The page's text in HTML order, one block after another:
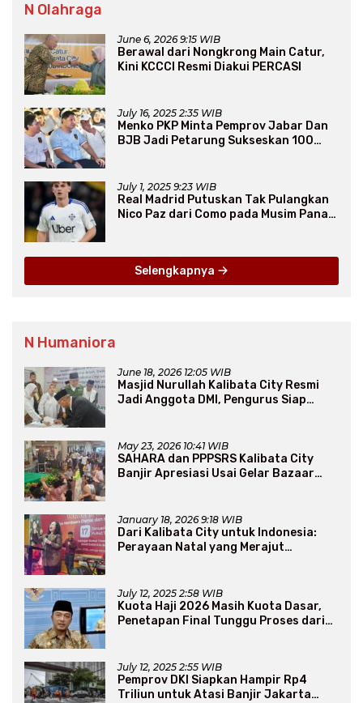
N Olahraga
June 6, 2026 9:15 WIB
Berawal dari Nongkrong Main Catur,
Kini KCCCI Resmi Diakui PERCASI
July 16, 2025 2:35 WIB
Menko PKP Minta Pemprov Jabar Dan
BJB Jadi Petarung Sukseskan 100
July 1, 2025 9:23 WIB
Real Madrid Putuskan Tak Pulangkan
Nico Paz dari Como pada Musim Panas
Selengkapnya
N Humaniora
June 18, 2026 12:05 WIB
Masjid Nurullah Kalibata City Resmi
Jadi Anggota DMI, Pengurus Siap
May 23, 2026 10:41 WIB
SAHARA dan PPPSRS Kalibata City
Banjir Apresiasi Usai Gelar Bazaar
January 18, 2026 9:18 WIB
Dari Kalibata City untuk Indonesia:
Perayaan Natal yang Merajut
July 12, 2025 2:58 WIB
Kuota Haji 2026 Masih Kuota Dasar,
Penetapan Final Tunggu Proses dari
July 12, 2025 2:55 WIB
Pemprov DKI Siapkan Hampir Rp4
Triliun untuk Atasi Banjir Jakarta